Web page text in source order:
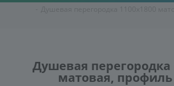
Душевая перегородка
матовая,